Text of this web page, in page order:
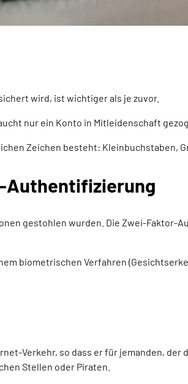
wird, ist wichtiger als je zuvor.
nur ein Konto in Mitleidenschaft
Zeichen besteht: Kleinbuchstaben,
Authentifizierung
gestohlen wurden. Die Zwei-Faktor-
biometrischen Verfahren
Verkehr, so dass er für jemanden, der
Stellen oder Piraten.